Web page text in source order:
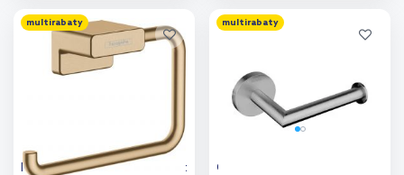
Dodaj do
porównania
Dodaj do
multirabaty
Hansgrohe AddStoris uchwyt
multirabaty
Oltens Gulfoss uchwyt na